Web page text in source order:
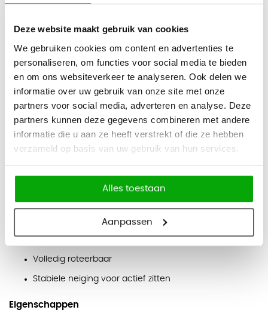
Deze website maakt gebruik van cookies
We gebruiken cookies om content en advertenties te
personaliseren, om functies voor social media te bieden
en om ons websiteverkeer te analyseren. Ook delen we
informatie over uw gebruik van onze site met onze
partners voor social media, adverteren en analyse. Deze
partners kunnen deze gegevens combineren met andere
informatie die u aan ze heeft verstrekt of die ze hebben
verzameld op basis van uw gebruik van hun services.
Alles toestaan
Aanpassen
kunststof voet. De kleuren zijn uit voorraad leverbaar,
waardoor deze zit-sta kruk een toegankelijke keuze is voor
kantoorruimtes waar snel extra zit-sta ondersteuning nodig
Kleuren
Zwart, Wit-Zwart, Wit-Blauw, Wit-Groen en Wit-Oranje.
Zithoogte: 54 - 79,5 cm
In hoogte verstelbaar met gasveer
Volledig roteerbaar
Stabiele neiging voor actief zitten
Eigenschappen